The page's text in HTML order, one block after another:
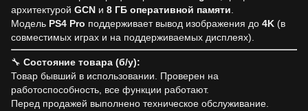
архитектурой GCN и 8 ГБ оперативной памяти
Модель PS4 Pro поддерживает вывод изображения до 4K (в
совместимых играх и на поддерживаемых дисплеях).
🔧 Состояние товара (б/у):
Товар бывший в использовании. Проверен на
работоспособность, все функции работают.
Перед продажей выполнено техническое обслуживание.